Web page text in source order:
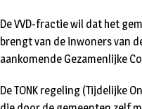
De VVD-fractie wil dat het
brengt van de inwoners van
aankomende Gezamenlijke
De TONK regeling (Tijdelijke